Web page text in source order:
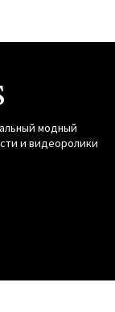
модный
и видеоролики